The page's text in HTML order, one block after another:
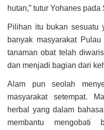
hutan,” tutur Yohanes
Pilihan itu bukan sesuatu
banyak masyarakat
tanaman obat telah
dan menjadi bagian dari
Alam pun seolah
masyarakat setempat.
herbal yang dalam
membantu